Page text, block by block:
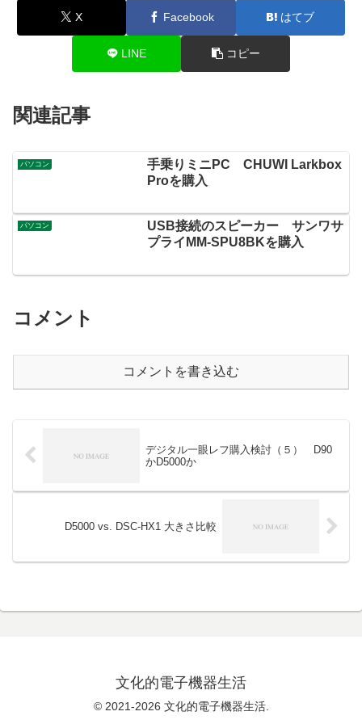
X Facebook はてブ
LINE コピー
関連記事
パソコン
手乗りミニPC CHUWI Larkbox
Proを購入
パソコン
USB接続のスピーカー サンワサ
プライMM-SPU8BKを購入
コメント
コメントを書き込む
デジタル一眼レフ購入検討（５） D90
かD5000か
D5000 vs. DSC-HX1 大きさ比較
文化的電子機器生活
© 2021-2026 文化的電子機器生活.